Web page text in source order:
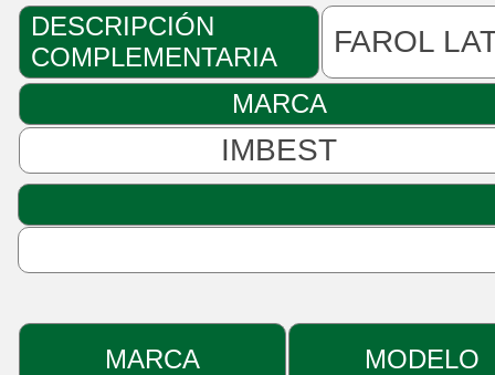
DESCRIPCIÓN
COMPLEMENTARIA
FAROL
MARCA
IMBEST
MARCA MODELO